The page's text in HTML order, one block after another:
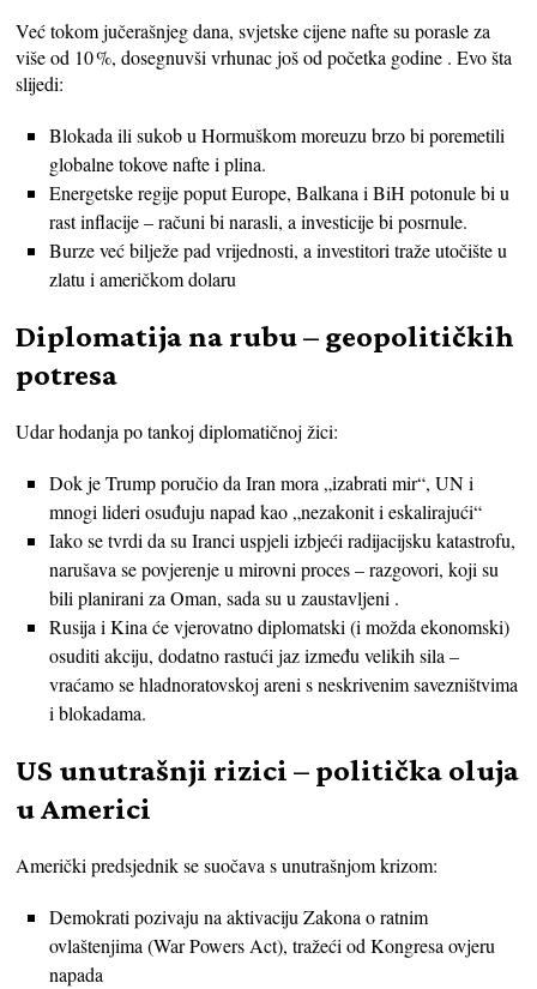
Već tokom jučerašnjeg dana, svjetske cijene nafte su porasle za
više od 10 %, dosegnuvši vrhunac još od početka godine . Evo šta
slijedi:
Blokada ili sukob u Hormuškom moreuzu brzo bi poremetili
globalne tokove nafte i plina.
Energetske regije poput Europe, Balkana i BiH potonule bi u
rast inflacije – računi bi narasli, a investicije bi posrnule.
Burze već bilježe pad vrijednosti, a investitori traže utočište u
zlatu i američkom dolaru
Diplomatija na rubu – geopolitičkih
potresa
Udar hodanja po tankoj diplomatičnoj žici:
Dok je Trump poručio da Iran mora „izabrati mir“, UN i
mnogi lideri osuđuju napad kao „nezakonit i eskalirajući“
Iako se tvrdi da su Iranci uspjeli izbjeći radijacijsku katastrofu,
narušava se povjerenje u mirovni proces – razgovori, koji su
bili planirani za Oman, sada su u zaustavljeni .
Rusija i Kina će vjerovatno diplomatski (i možda ekonomski)
osuditi akciju, dodatno rastući jaz između velikih sila –
vraćamo se hladnoratovskoj areni s neskrivenim savezništvima
i blokadama.
US unutrašnji rizici – politička oluja
u Americi
Američki predsjednik se suočava s unutrašnjom krizom:
Demokrati pozivaju na aktivaciju Zakona o ratnim
ovlaštenjima (War Powers Act), tražeći od Kongresa ovjeru
napada